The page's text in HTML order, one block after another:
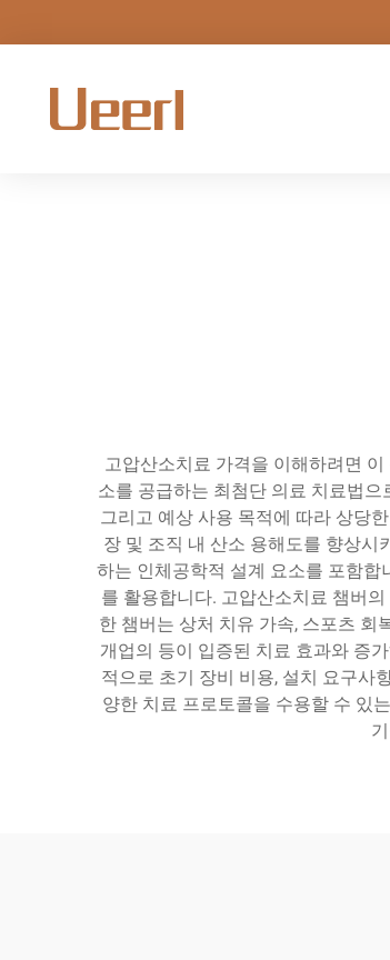
고압산소치료 가격을 이해하려면
소를 공급하는 최첨단 의료 치료법
그리고 예상 사용 목적에 따라 상당
장 및 조직 내 산소 용해도를 향상시
하는 인체공학적 설계 요소를 포함합
를 활용합니다. 고압산소치료 챔버
한 챔버는 상처 치유 가속, 스포츠 회
개업의 등이 입증된 치료 효과와 증
적으로 초기 장비 비용, 설치 요구사
양한 치료 프로토콜을 수용할 수 있